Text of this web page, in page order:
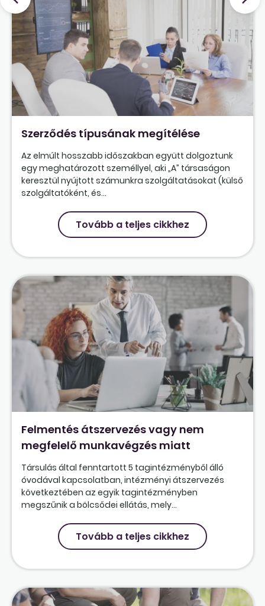
Szerződés típusának megítélése
Az elmúlt hosszabb időszakban együtt dolgoztunk
egy meghatározott személlyel, aki „A” társaságon
keresztül nyújtott számunkra szolgáltatásokat (külső
szolgáltatóként, és...
Tovább a teljes cikkhez
Felmentés átszervezés vagy nem
megfelelő munkavégzés miatt
Társulás által fenntartott 5 tagintézményből álló
óvodával kapcsolatban, intézményi átszervezés
következtében az egyik tagintézményben
megszűnik a bölcsődei ellátás, mely...
Tovább a teljes cikkhez